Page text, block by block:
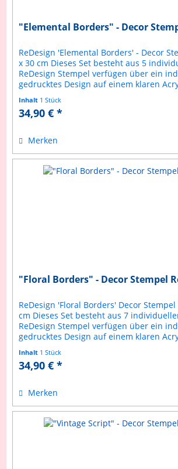
"Elemental Borders" - Decor
ReDesign 'Elemental Borders' - Decor
x 30 cm Dieses Set besteht aus 5
ReDesign Stempel verfügen über ein
gedrucktes Design auf einem klaren
Inhalt 1 Stück
34,90 € *
Merken
"Floral Borders" - Decor Stempel
ReDesign 'Floral Borders' Decor
cm Dieses Set besteht aus 7
ReDesign Stempel verfügen über ein
gedrucktes Design auf einem klaren
Inhalt 1 Stück
34,90 € *
Merken